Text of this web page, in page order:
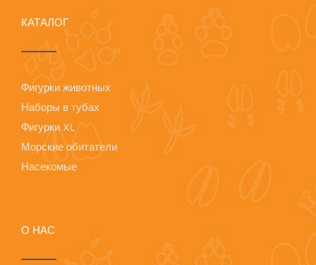
КАТАЛОГ
Фигурки животных
Наборы в тубах
Фигурки XL
Морские обитатели
Насекомые
О НАС